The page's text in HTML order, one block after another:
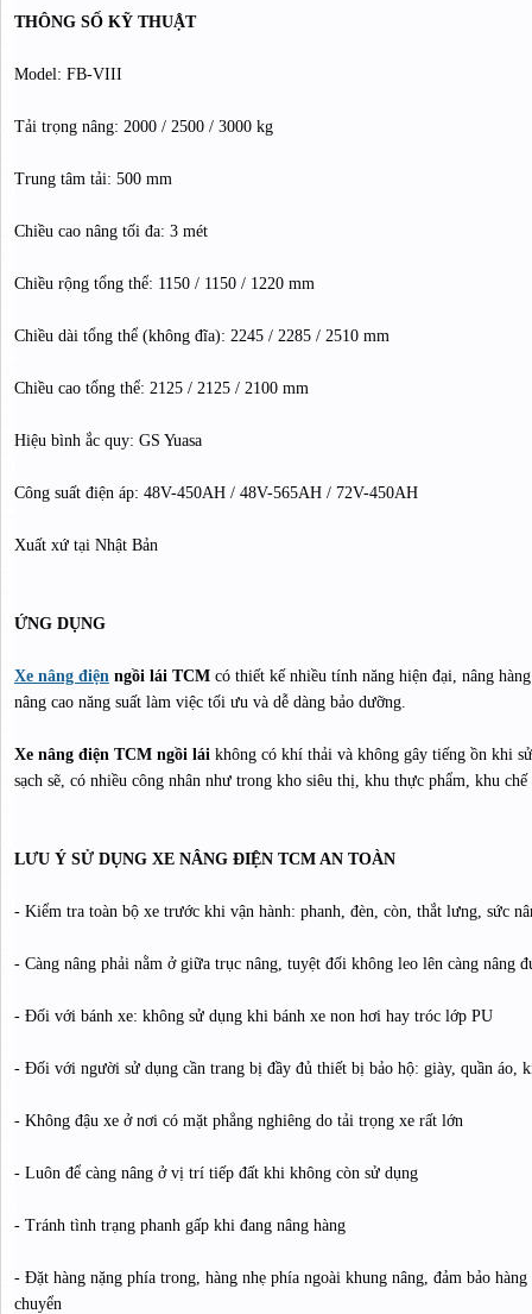
THÔNG SỐ KỸ THUẬT
Model: FB-VIII
Tải trọng nâng: 2000 / 2500 / 3000 kg
Trung tâm tải: 500 mm
Chiều cao nâng tối đa: 3 mét
Chiều rộng tổng thể: 1150 / 1150 / 1220 mm
Chiều dài tổng thể (không đĩa): 2245 / 2285 / 2510 mm
Chiều cao tổng thể: 2125 / 2125 / 2100 mm
Hiệu bình ắc quy: GS Yuasa
Công suất điện áp: 48V-450AH / 48V-565AH / 72V-450AH
Xuất xứ tại Nhật Bản
ỨNG DỤNG
Xe nâng điện ngồi lái TCMcó thiết kế nhiều tính năng hiện đại, nâng
nâng cao năng suất làm việc tối ưu và dễ dàng bảo dưỡng.
Xe nâng điện TCM ngồi lái không có khí thải và không gây tiếng ồn khi
sạch sẽ, có nhiều công nhân như trong kho siêu thị, khu thực phẩm, khu
LƯU Ý SỬ DỤNG XE NÂNG ĐIỆN TCM AN TOÀN
- Kiểm tra toàn bộ xe trước khi vận hành: phanh, đèn, còn, thắt lưng, sức
- Càng nâng phải nằm ở giữa trục nâng, tuyệt đối không leo lên càng nâng
- Đối với bánh xe: không sử dụng khi bánh xe non hơi hay tróc lớp PU
- Đối với người sử dụng cần trang bị đầy đủ thiết bị bảo hộ: giày, quần áo,
- Không đậu xe ở nơi có mặt phẳng nghiêng do tải trọng xe rất lớn
- Luôn để càng nâng ở vị trí tiếp đất khi không còn sử dụng
- Tránh tình trạng phanh gấp khi đang nâng hàng
- Đặt hàng nặng phía trong, hàng nhẹ phía ngoài khung nâng, đảm bảo
chuyển